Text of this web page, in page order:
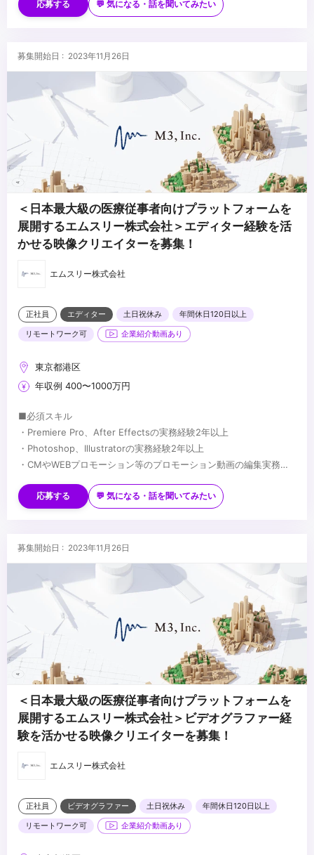
・モーション制作やアニメーションの基本的な理解
・チームでの制作経験（他職種との連携を意識した制作ができる）
・モーション制作・カメラワークの実務経験
・シェーダー、リギング、プロシージャルモデリング、シミュレー
・映像ディレクション経験
・Houdini を活用したエフェクトやプロシージャルモデリングの制
・AE・Nukeなどを活用したCG映像のコンポジット・ポストプロダ
クションの経験
・AIを活用した作品制作経験
・手書きアニメ制作経験
・イラストやコンセプトアートのスキル（3Dを意識した2Dデザイ
ン）
・モーションキャプチャーデータを利用したキャラクターアニメー
ションの調整経験
・制作パイプラインの効率化や管理ツールの利用経験
■求められるマインド
・技術とクリエイティブのどちらにも興味がある方（新しいツール
やパイプラインの開発に興味のある方）
・問題解決を楽しめる方（クリエイターが直面する技術的課題を解
決し、円滑な制作をサポートしたい方）
・チームワークを大切にできる方（他職種と協力しながら仕事を進
めたい方）
・自ら学び、成長していける環境を求める方（業界の最新技術に触
れながらスキルアップしたい方）
を追い求めたい方）
応募する 💬 気になる・話を聞いてみたい
募集開始日 : 2023年11月26日
＜日本最大級の医療従事者向けプラットフォームを
展開するエムスリー株式会社＞エディター経験を活
かせる映像クリエイターを募集！
エムスリー株式会社
正社員 エディター 土日祝休み
年間休日120日以上
リモートワーク可
企業紹介動画あり
東京都港区
年収例 400〜1000万円
■必須スキル
・Premiere Pro、After Effectsの実務経験2年以上
・Photoshop、Illustratorの実務経験2年以上
・CMやWEBプロモーション等のプロモーション動画の編集実務経
・マーケターやデザイナーと共に協力しつつ、目標達成のためへの
主体的に動ける行動力とコミュニケーション能力
・SNSマーケティング等のプロモーション経験
・動画コンテンツの制作ディレクションの経験
ティブ改善経験
・ポストプロダクション勤務の経験
...
応募する 💬 気になる・話を聞いてみたい
募集開始日 : 2023年11月26日
＜日本最大級の医療従事者向けプラットフォームを
展開するエムスリー株式会社＞ビデオグラファー経
験を活かせる映像クリエイターを募集！
エムスリー株式会社
正社員 ビデオグラファー 土日祝休み
年間休日120日以上
リモートワーク可
企業紹介動画あり